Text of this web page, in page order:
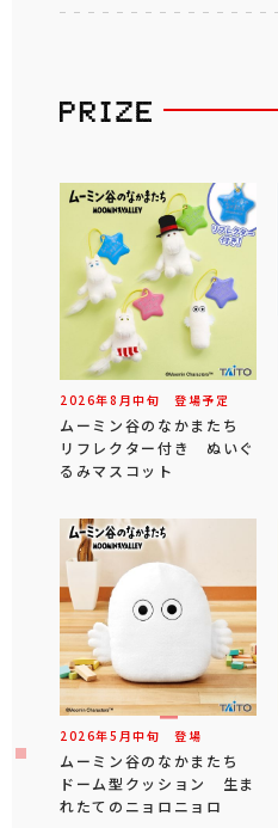
2026年8 月中旬 登場予定
ムーミン谷のなかまたち
リフレクター付き ぬいぐ
るみマスコット
2026年5 月中旬 登場
ムーミン谷のなかまたち
ドーム型クッション 生ま
れたてのニョロニョロ